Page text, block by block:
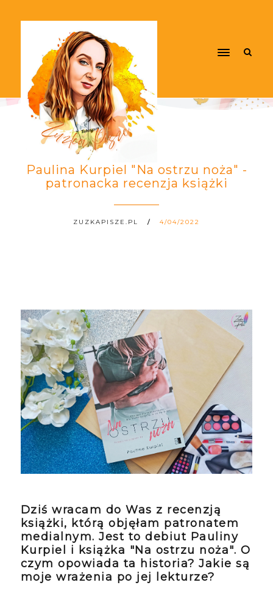
Paulina Kurpiel "Na ostrzu noża" -
patronacka recenzja książki
ZUZKAPISZE.PL 4/04/2022
Dziś wracam do Was z recenzją
książki, którą objęłam patronatem
medialnym. Jest to debiut Pauliny
Kurpiel i książka "Na ostrzu noża". O
czym opowiada ta historia? Jakie są
moje wrażenia po jej lekturze?